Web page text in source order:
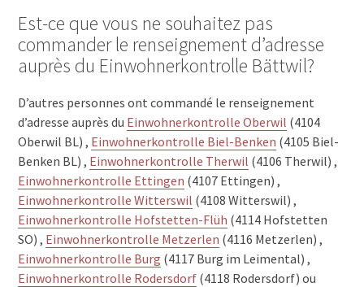
Est-ce que vous ne souhaitez pas
commander le renseignement d’adresse
auprès du Einwohnerkontrolle Bättwil?
D’autres personnes ont commandé le renseignement
d’adresse auprès du Einwohnerkontrolle Oberwil (4104
Oberwil BL) , Einwohnerkontrolle Biel-Benken (4105 Biel-
Benken BL) , Einwohnerkontrolle Therwil (4106 Therwil) ,
Einwohnerkontrolle Ettingen (4107 Ettingen) ,
Einwohnerkontrolle Witterswil (4108 Witterswil) ,
Einwohnerkontrolle Hofstetten-Flüh (4114 Hofstetten
SO) , Einwohnerkontrolle Metzerlen (4116 Metzerlen) ,
Einwohnerkontrolle Burg (4117 Burg im Leimental) ,
Einwohnerkontrolle Rodersdorf (4118 Rodersdorf) ou